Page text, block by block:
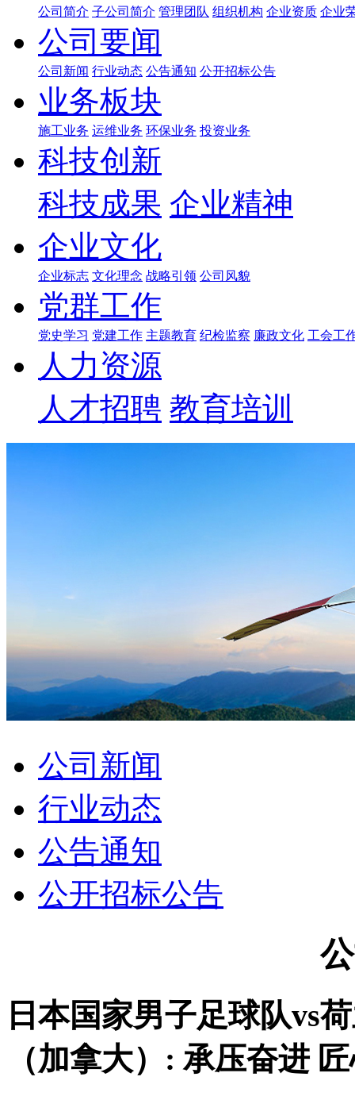
公司简介 子公司简介 管理团队 组织机构 企业资质 企业
公司要闻
公司新闻 行业动态 公告通知 公开招标公告
业务板块
施工业务 运维业务 环保业务 投资业务
科技创新
科技成果 企业精神
企业文化
企业标志 文化理念 战略引领 公司风貌
党群工作
党史学习 党建工作 主题教育 纪检监察 廉政文化 工会工
人力资源
人才招聘 教育培训
公司新闻
行业动态
公告通知
公开招标公告
日本国家男子足球队vs
（加拿大）: 承压奋进